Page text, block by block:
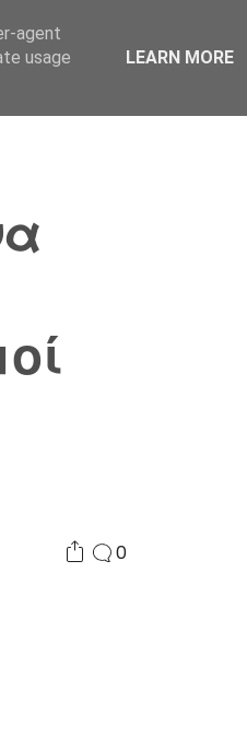
Σ.Α. Επικοινωνία
0
agent
usage
LEARN MORE